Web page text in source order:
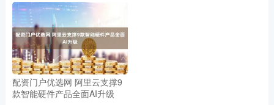
配资门户优选网 阿里云支撑9
款智能硬件产品全面AI升级